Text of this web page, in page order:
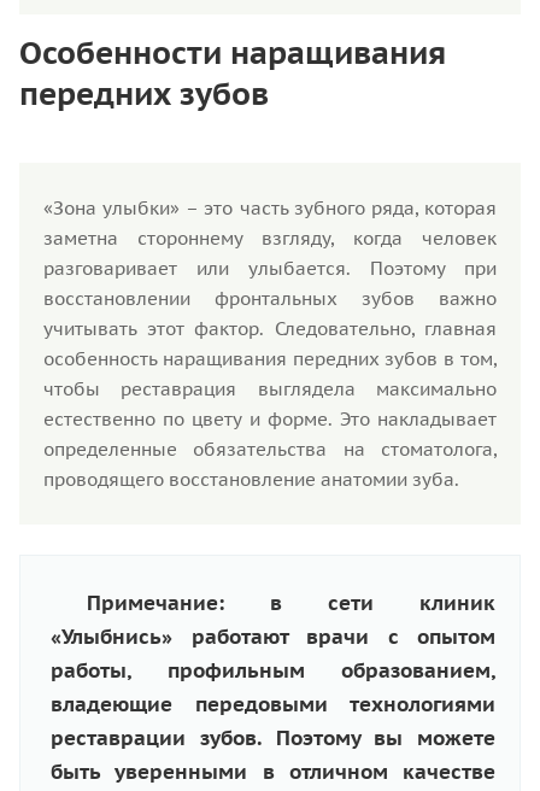
Особенности наращивания
передних зубов
«Зона улыбки» – это часть зубного ряда, которая
заметна стороннему взгляду, когда человек
разговаривает или улыбается. Поэтому при
восстановлении фронтальных зубов важно
учитывать этот фактор. Следовательно, главная
особенность наращивания передних зубов в том,
чтобы реставрация выглядела максимально
естественно по цвету и форме. Это накладывает
определенные обязательства на стоматолога,
проводящего восстановление анатомии зуба.
Примечание: в сети клиник
«Улыбнись» работают врачи с опытом
работы, профильным образованием,
владеющие передовыми технологиями
реставрации зубов. Поэтому вы можете
быть уверенными в отличном качестве